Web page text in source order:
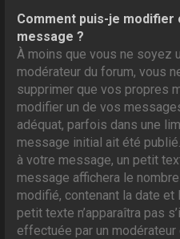
Comment puis-je modifier
message ?
À moins que vous ne soyez
modérateur du forum, vous
supprimer que vos propres
modifier un de vos
adéquat, parfois dans une
message initial ait été
à votre message, un petit
message affichera le
modifié, contenant la date et
petit texte n’apparaîtra pas
effectuée par un modérateur